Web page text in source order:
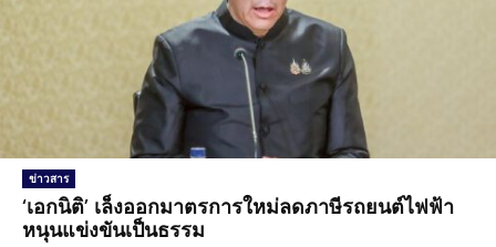
ข่าวสาร
‘เอกนิติ’ เล็งออกมาตรการใหม่ลดภาษีรถยนต์ไฟฟ้า
หนุนแข่งขันเป็นธรรม